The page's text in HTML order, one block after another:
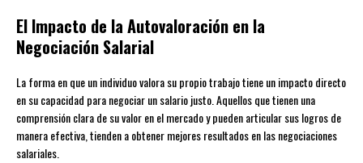
El Impacto de la Autovaloración en la
Negociación Salarial
La forma en que un individuo valora su propio trabajo tiene un impacto directo
en su capacidad para negociar un salario justo. Aquellos que tienen una
comprensión clara de su valor en el mercado y pueden articular sus logros de
manera efectiva, tienden a obtener mejores resultados en las negociaciones
salariales.